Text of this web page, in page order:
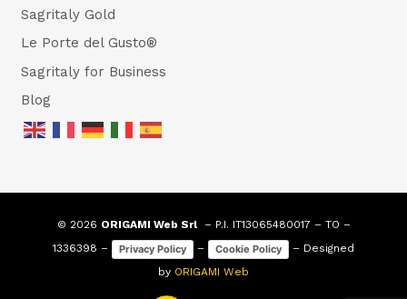
Sagritaly Gold
Le Porte del Gusto®
Sagritaly for Business
Blog
© 2026 ORIGAMI Web Srl– P.I. IT13065480017 – TO –
1336398 –
Privacy Policy – Cookie Policy
– Designed
by ORIGAMI Web